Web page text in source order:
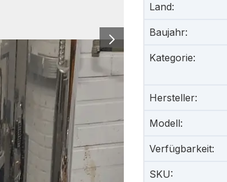
Land:
Baujahr:
Kategorie:
Hersteller:
Modell:
Verfügbarkeit:
SKU: